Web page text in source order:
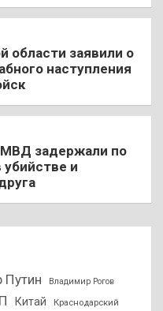
области заявили о
наступления
задержали по
и
Путин Владимир Рогов
Китай Краснодарский